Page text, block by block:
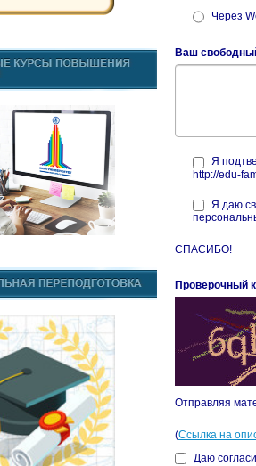
Через
Ваш
Я
http://edu-
Я даю
СПАСИБО!
Проверочный
Отправляя
(Ссылка на
Даю